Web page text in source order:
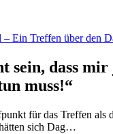
Ein Treffen über den
sein, dass
muss!“
für das Treffen als
sich Dag…